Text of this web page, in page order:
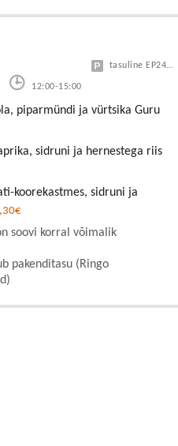
12:00-15:00
tasuline EP24 või Vanalinn
piparmündi ja vürtsika Guru
sidruni ja hernestega riis
koorekastmes, sidruni ja
soovi korral võimalik
pakenditasu (Ringo